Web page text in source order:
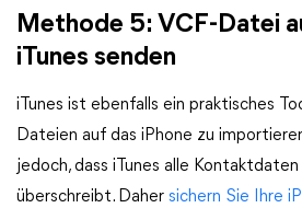
Methode 5: VCF-Datei
iTunes senden
iTunes ist ebenfalls ein praktisches
Dateien auf das iPhone zu
jedoch, dass iTunes alle
überschreibt. Daher sichern Sie Ihre